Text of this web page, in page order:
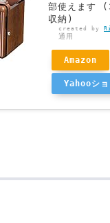
部使えます
収納)
created by
通用
Amazon
Yahooシ